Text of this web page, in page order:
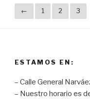
← 1 2 3
ESTAMOS EN:
– Calle General
– Nuestro horario es